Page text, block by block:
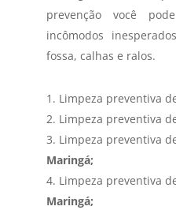
prevenção você
incômodos
fossa, calhas e ralos.
Limpeza preventiva
Limpeza preventiva
Limpeza preventiva
Maringá;
Limpeza preventiva
Maringá;